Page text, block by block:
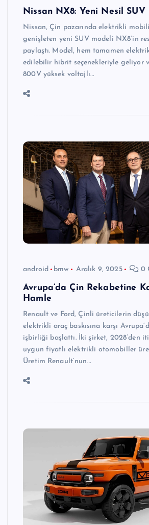
Nissan NX8: Yeni Nesil SUV
Nissan, Çin pazarında elektrikli
genişleten yeni SUV modeli NX8’in
paylaştı. Model, hem tamamen
edilebilir hibrit seçenekleriyle geliyor
800V yüksek voltajlı…
android bmw Aralık 9, 2025 0
Avrupa’da Çin Rekabetine
Hamle
Renault ve Ford, Çinli üreticilerin
elektrikli araç baskısına karşı
işbirliği başlattı. İki şirket, 2028’den
uygun fiyatlı elektrikli otomobiller
Üretim Renault’nun…